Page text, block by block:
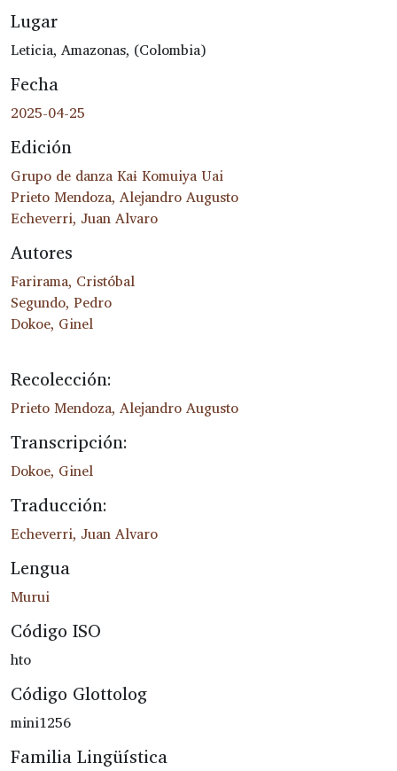
Lugar
Leticia, Amazonas, (Colombia)
Fecha
2025-04-25
Edición
Grupo de danza Kaɨ Komuiya Uai
Prieto Mendoza, Alejandro Augusto
Echeverri, Juan Alvaro
Autores
Farirama, Cristóbal
Segundo, Pedro
Dokoe, Ginel
Recolección:
Prieto Mendoza, Alejandro Augusto
Transcripción:
Dokoe, Ginel
Traducción:
Echeverri, Juan Alvaro
Lengua
Murui
Código ISO
hto
Código Glottolog
mini1256
Familia Lingüística